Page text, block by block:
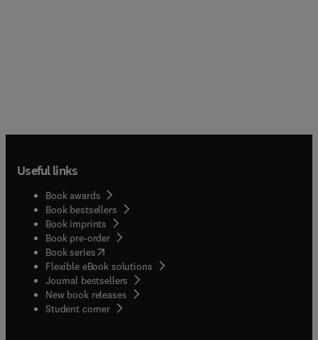
Useful links
Book awards
Book bestsellers
Book imprints
Book pre-order
Book series(opens in new tab/window
Flexible eBook solutions
Journal bestsellers
New book releases
Student corner( opens in new tab/window